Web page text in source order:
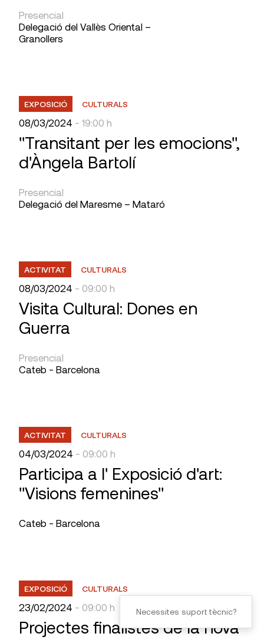
Presencial
Delegació del Vallès Oriental –
Granollers
EXPOSICIÓ CULTURALS
08/03/2024 - 19:00 h
"Transitant per les emocions",
d'Àngela Bartolí
Presencial
Delegació del Maresme – Mataró
ACTIVITAT CULTURALS
08/03/2024 - 09:00 h
Visita Cultural: Dones en
Guerra
Presencial
Cateb - Barcelona
ACTIVITAT CULTURALS
04/03/2024 - 09:00 h
Participa a l' Exposició d'art:
"Visions femenines"
Cateb - Barcelona
EXPOSICIÓ CULTURALS
23/02/2024 - 09:00 h
Projectes finalistes de la nova
Necessites suport tècnic?